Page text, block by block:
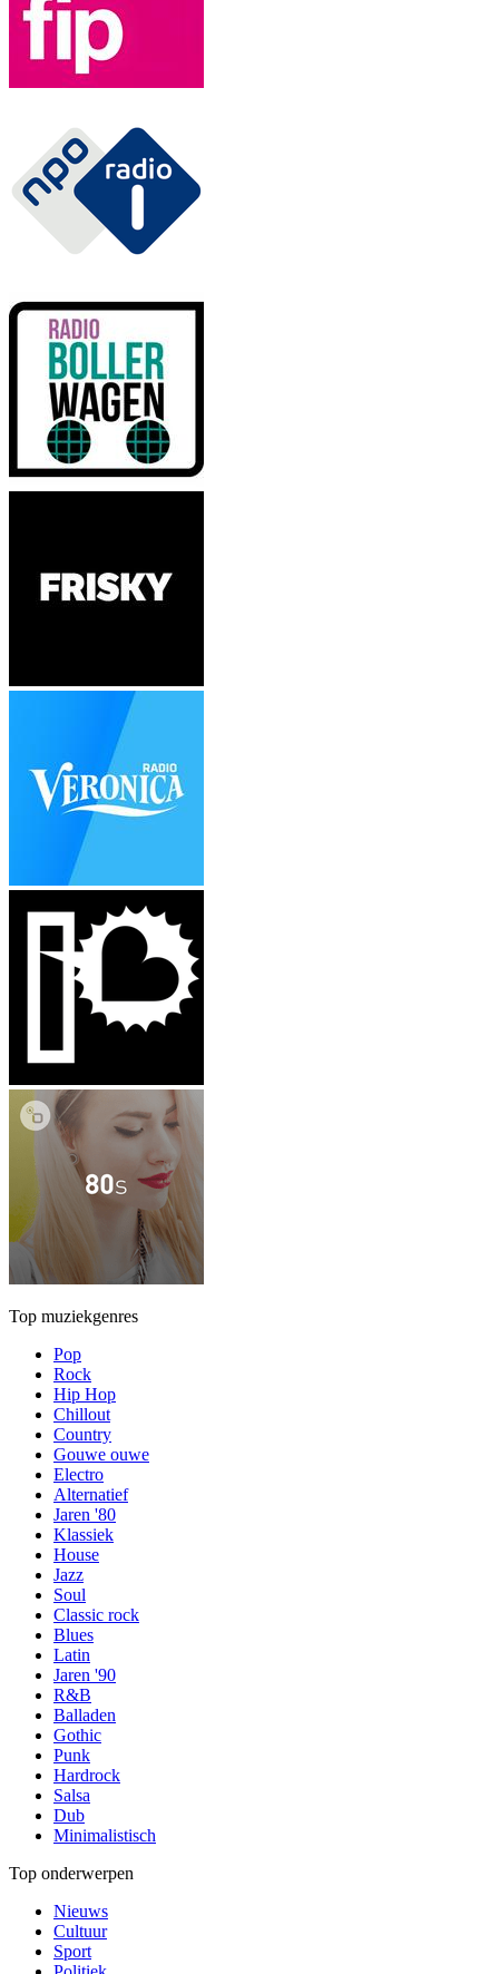
Top muziekgenres
Pop
Rock
Hip Hop
Chillout
Country
Gouwe ouwe
Electro
Alternatief
Jaren '80
Klassiek
House
Jazz
Soul
Classic rock
Blues
Latin
Jaren '90
R&B
Balladen
Gothic
Punk
Hardrock
Salsa
Dub
Minimalistisch
Top onderwerpen
Nieuws
Cultuur
Sport